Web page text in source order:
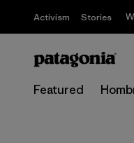
Activism Stories
Featured